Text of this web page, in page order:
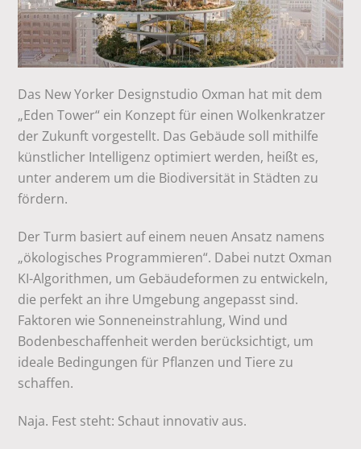
Das New Yorker Designstudio Oxman hat mit dem
„Eden Tower“ ein Konzept für einen Wolkenkratzer
der Zukunft vorgestellt. Das Gebäude soll mithilfe
künstlicher Intelligenz optimiert werden, heißt es,
unter anderem um die Biodiversität in Städten zu
fördern.
Der Turm basiert auf einem neuen Ansatz namens
„ökologisches Programmieren“. Dabei nutzt Oxman
KI-Algorithmen, um Gebäudeformen zu entwickeln,
die perfekt an ihre Umgebung angepasst sind.
Faktoren wie Sonneneinstrahlung, Wind und
Bodenbeschaffenheit werden berücksichtigt, um
ideale Bedingungen für Pflanzen und Tiere zu
schaffen.
Naja. Fest steht: Schaut innovativ aus.